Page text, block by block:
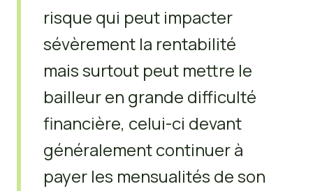
risque qui peut impacter
sévèrement la rentabilité
mais surtout peut mettre le
bailleur en grande difficulté
financière, celui-ci devant
généralement continuer à
payer les mensualités de son